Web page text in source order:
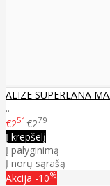
ALIZE SUPERLANA
..
€251 €279
Į krepšelį
Į palyginimą
Į norų sąrašą
Akcija -10%